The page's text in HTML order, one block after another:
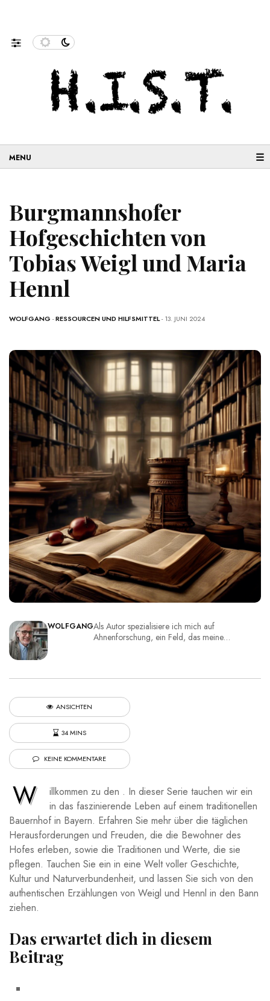
☰
Burgmannshofer
Hofgeschichten von
Tobias Weigl und Maria
Hennl
WOLFGANG -RESSOURCEN UND HILFSMITTEL- 13. JUNI 2024
WOLFGANGAls Autor spezialisiere ich mich auf
Ahnenforschung, ein Feld, das meine…
ANSICHTEN
34 MINS
KEINE KOMMENTARE
W
illkommen zu den ‍. In dieser Serie tauchen wir ein
in das faszinierende Leben auf⁣ einem traditionellen‌
Bauernhof in Bayern. Erfahren Sie mehr über die täglichen
Herausforderungen‌ und Freuden, die⁢ die⁤ Bewohner des⁢
Hofes erleben, sowie ‍die Traditionen und Werte,‌ die sie
pflegen. Tauchen​ Sie ein in eine Welt voller Geschichte, ​
Kultur und Naturverbundenheit, und lassen Sie sich von den
authentischen Erzählungen von Weigl ​und Hennl in‌ den Bann
ziehen.
Das erwartet⁣ dich in diesem
Beitrag